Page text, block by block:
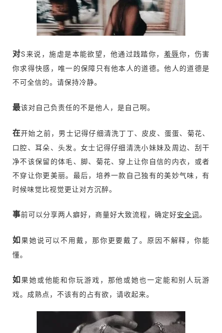
对S来说，施虐是本能欲望，他通过践踏你， 羞辱你，伤害
你求得快感，唯一的保障只有他本人的道德。他人的道德是
不可全信的。请保持冷静。
最该对自己负责任的不是他人，是自己啊。
在开始之前，男士记得仔细清洗丁丁、皮皮、蛋蛋、菊花、
口腔、耳朵、头发。女士记得仔细清洗小妹妹及周边、刮干
净不该保留的体毛、脚、菊花、穿上让你自信的内衣，或者
不穿让你更美丽。最后，培养一款自己独有的美妙气味，有
时候味觉比视觉更让对方沉醉。
事前可以分享两人癖好，商量好大致流程，确定好安全词。
如果她说可以不用戴，那你更要戴了。原因不解释，你能
懂。
如果她或他能和你玩游戏，那他或她也一定能和别人玩游
戏。成熟点，不该有的占有欲，请收起来。